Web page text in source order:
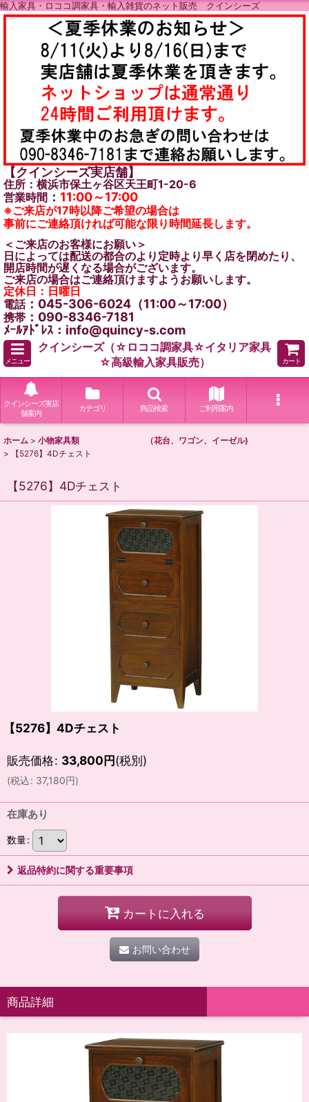
輸入家具・ロココ調家具・輸入雑貨のネット販売 クインシーズ
【クインシーズ実店舗】
住所：横浜市保土ヶ谷区天王町1-20-6
営業時間 ： 11:00～17:00
※ご来店が17時以降ご希望の場合は
事前にご連絡頂ければ可能な限り時間延長します。
＜ご来店のお客様にお願い＞
日によっては配送の都合のより定時より早く店を閉めたり、
開店時間が遅くなる場合がございます。
ご来店の場合はご連絡頂けますようお願いします。
定休日：日曜日
電話：045-306-6024（11:00～17:00）
携帯 ：090-8346-7181
ﾒｰﾙｱﾄﾞﾚｽ：info@quincy-s.com
メニュー
クインシーズ（☆ロココ調家具☆イタリア家具
☆高級輸入家具販売）
カート
クインシーズ実店
舗案内
カテゴリ 商品検索 ご利用案内
ホーム > 小物家具類 （花台、ワゴン、イーゼル)
>
【5276】4Dチェスト
【5276】4Dチェスト
【5276】4Dチェスト
販売価格: 33,800円(税別)
(税込: 37,180円)
在庫あり
数量:
返品特約に関する重要事項
カートに入れる
お問い合わせ
商品詳細